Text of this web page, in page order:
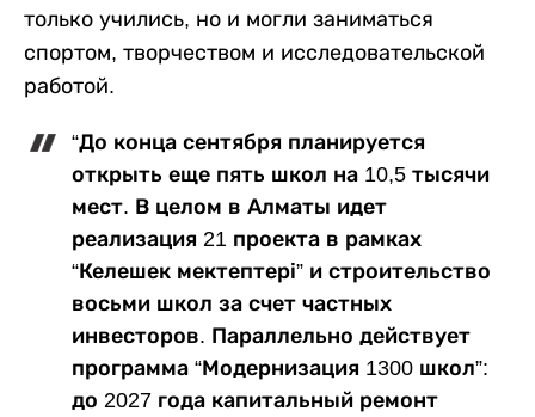
только учились, но и могли заниматься
спортом, творчеством и исследовательской
работой.
“До конца сентября планируется
открыть еще пять школ на 10,5 тысячи
мест. В целом в Алматы идет
реализация 21 проекта в рамках
“Келешек мектептері” и строительство
восьми школ за счет частных
инвесторов. Параллельно действует
программа “Модернизация 1300 школ”:
до 2027 года капитальный ремонт